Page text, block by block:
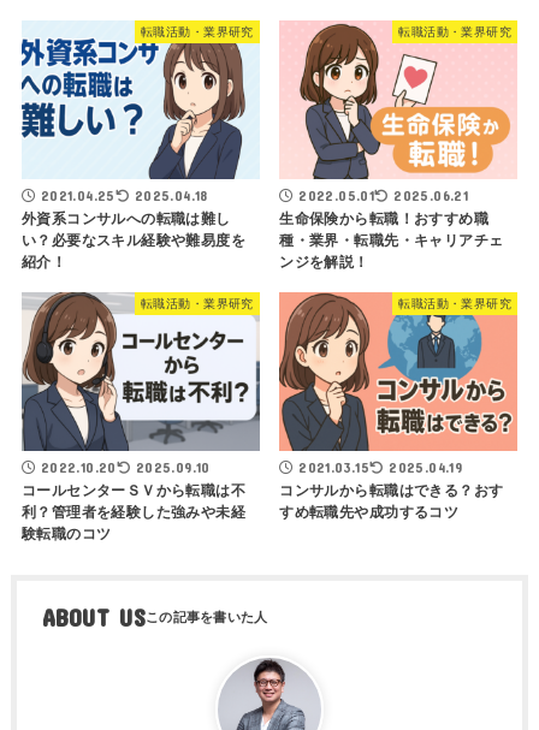
転職活動・業界研究
2021.04.25 2025.04.18
外資系コンサルへの転職は難し
い？必要なスキル経験や難易度を
紹介！
転職活動・業界研究
2022.05.01 2025.06.21
生命保険から転職！おすすめ職
種・業界・転職先・キャリアチェ
ンジを解説！
転職活動・業界研究
2022.10.20 2025.09.10
コールセンターＳＶから転職は不
利？管理者を経験した強みや未経
験転職のコツ
転職活動・業界研究
2021.03.15 2025.04.19
コンサルから転職はできる？おす
すめ転職先や成功するコツ
ABOUT US